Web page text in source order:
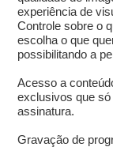
experiência de
Controle sobre o
escolha o que
possibilitando a
Acesso a
exclusivos que
assinatura.
Gravação de